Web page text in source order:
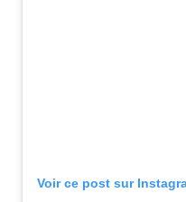
Voir ce post sur